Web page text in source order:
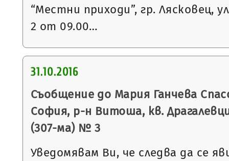
“Местни приходи”, гр. Лясковец,
2 от 09.00…
31.10.2016
Съобщение до Мария Ганчева
София, р-н Витоша, кв.
(307-ма) № 3
Уведомявам Ви, че следва да се